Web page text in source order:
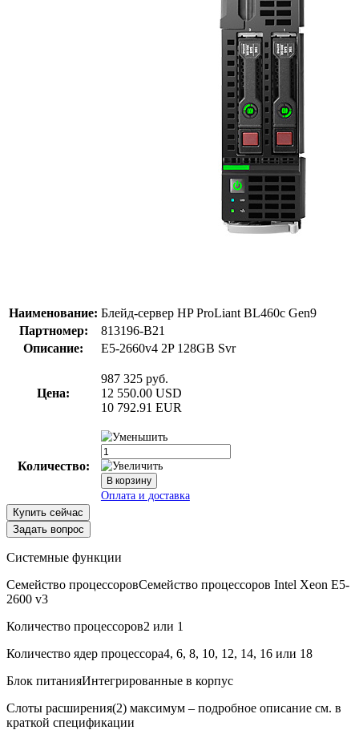
Наименование: Блейд-сервер HP ProLiant BL460c Gen9
Партномер:
813196-B21
Описание:
E5-2660v4 2P 128GB Svr
Цена:
987 325 руб.
12 550.00 USD
10 792.91 EUR
Количество:
Оплата и доставка
Купить сейчас
Задать вопрос
Системные функции
Семейство процессоровСемейство процессоров Intel Xeon E5-
2600 v3
Количество процессоров2 или 1
Количество ядер процессора4, 6, 8, 10, 12, 14, 16 или 18
Блок питанияИнтегрированные в корпус
Слоты расширения(2) максимум – подробное описание см. в
краткой спецификации